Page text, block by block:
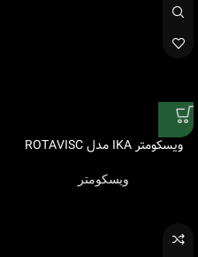
ویسکومتر IKA مدل ROTAVISC
ویسکومتر